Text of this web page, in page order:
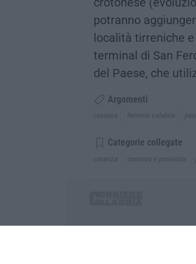
potranno
località tirreniche
terminal di San
del Paese, che
Argomenti
Categorie collegate
P.IVA. 03199620794, Via